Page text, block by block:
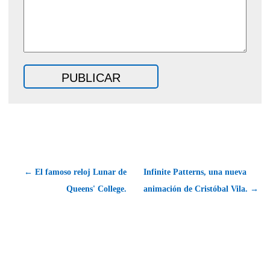
← El famoso reloj Lunar de
Queens' College.
Infinite Patterns, una nueva
animación de Cristóbal Vila. →